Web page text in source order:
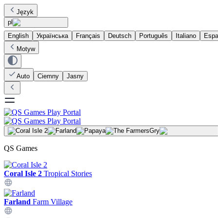
Język
pl
English
Українська Français Deutsch Português Italiano
Motyw
Auto Ciemny Jasny
Gry
QS Games
Coral Isle 2 Tropical Stories
Farland Farm Village